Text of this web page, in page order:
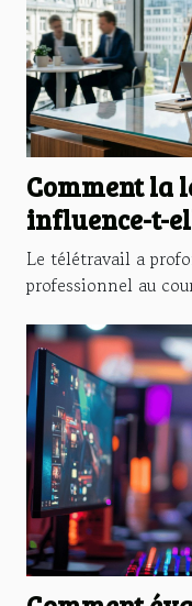
Comment la
influence-t-
Le télétravail a
professionnel au